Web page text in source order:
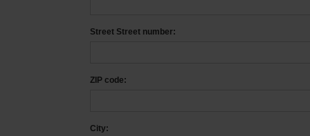
Street Street number:
ZIP code:
City: